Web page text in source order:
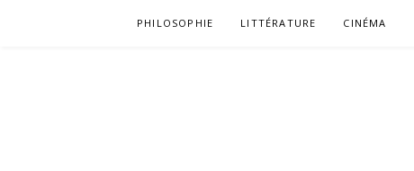
PHILOSOPHIE LITTÉRATURE CINÉMA